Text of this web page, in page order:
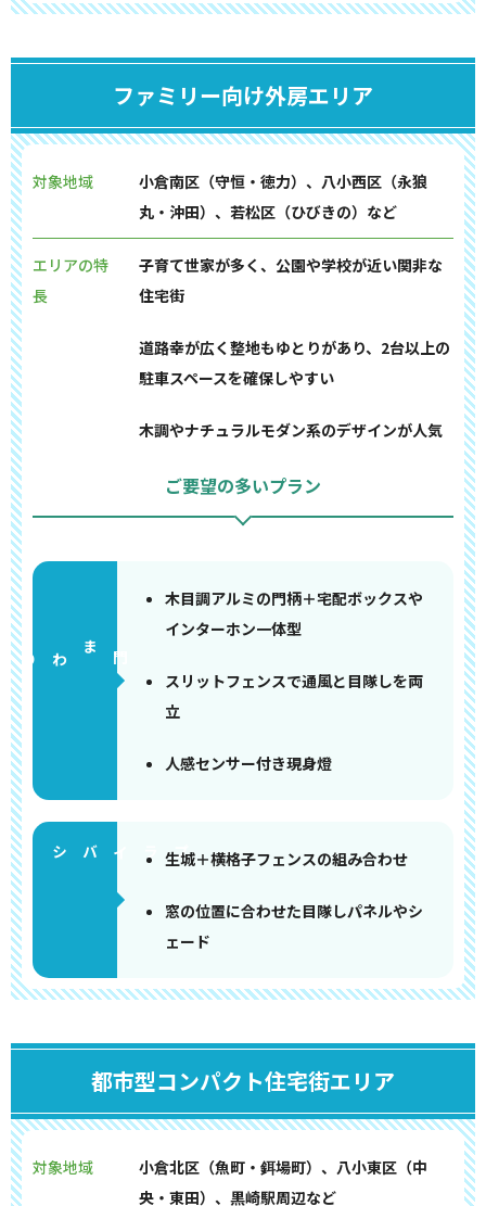
ファミリー向け外房エリア
対象地域
小倉南区（守恒・徳力）、八小西区（永狼
丸・沖田）、若松区（ひびきの）など
エリアの特
長
子育て世家が多く、公園や学校が近い関非な
住宅街
道路幸が広く整地もゆとりがあり、2台以上の
駐車スペースを確保しやすい
木調やナチュラルモダン系のデザインが人気
ご要望の多いプラン
門まわり
木目調アルミの門柄＋宅配ボックスや
インターホン一体型
スリットフェンスで通風と目隊しを両
立
人感センサー付き現身燈
生城＋横格子フェンスの組み合わせ
窓の位置に合わせた目隊しパネルやシ
ェード
都市型コンパクト住宅街エリア
対象地域
小倉北区（魚町・鉺場町）、八小東区（中
央・東田）、黒崎駅周辺など